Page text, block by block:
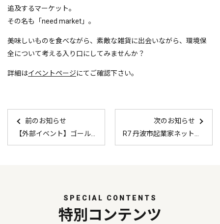
追及するマーケット。
その名も「need market」。
美味しいものを食べながら、素敵な雑貨に出会いながら、環境保
全について考える入り口にしてみませんか？
詳細はイベントページにてご確認下さい。
前のお知らせ
次のお知らせ
SPECIAL CONTENTS
特別コンテンツ